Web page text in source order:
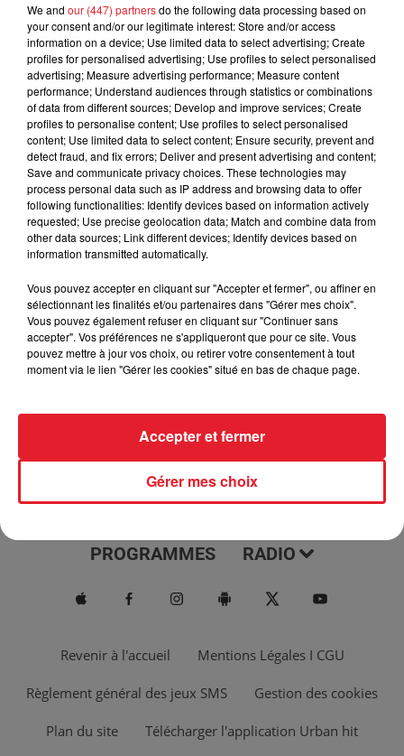
0:00 3 min 23 sec
7 décembre 2023 - 3 min 23 sec
MORNING SHOW 08H34 du 07.12.2023
Le Morning Show
ACTUS MUSIQUES
PROGRAMMES RADIO
Revenir à l'accueil Mentions Légales I CGU
Règlement général des jeux SMS Gestion des cookies
Plan du site Télécharger l'application Urban hit
We and our (447) partnersdo the following data processing based on
your consent and/or our legitimate interest: Store and/or access
information on a device; Use limited data to select advertising; Create
profiles for personalised advertising; Use profiles to select personalised
advertising; Measure advertising performance; Measure content
performance; Understand audiences through statistics or combinations
of data from different sources; Develop and improve services; Create
profiles to personalise content; Use profiles to select personalised
content; Use limited data to select content; Ensure security, prevent and
detect fraud, and fix errors; Deliver and present advertising and content;
Save and communicate privacy choices. These technologies may
process personal data such as IP address and browsing data to offer
following functionalities: Identify devices based on information actively
requested; Use precise geolocation data; Match and combine data from
other data sources; Link different devices; Identify devices based on
information transmitted automatically.
Vous pouvez accepter en cliquant sur "Accepter et fermer", ou affiner en
sélectionnant les finalités et/ou partenaires dans "Gérer mes choix".
Vous pouvez également refuser en cliquant sur "Continuer sans
accepter". Vos préférences ne s'appliqueront que pour ce site. Vous
pouvez mettre à jour vos choix, ou retirer votre consentement à tout
moment via le lien "Gérer les cookies" situé en bas de chaque page.
Gérer mes choix
Accepter et fermer